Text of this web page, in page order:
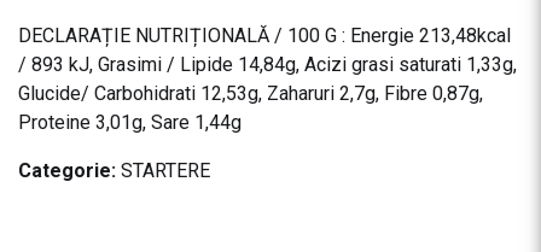
DECLARAȚIE NUTRIȚIONALĂ / 100 G : Energie 213,48kcal
/ 893 kJ, Grasimi / Lipide 14,84g, Acizi grasi saturati 1,33g,
Glucide/ Carbohidrati 12,53g, Zaharuri 2,7g, Fibre 0,87g,
Proteine 3,01g, Sare 1,44g
Categorie: STARTERE